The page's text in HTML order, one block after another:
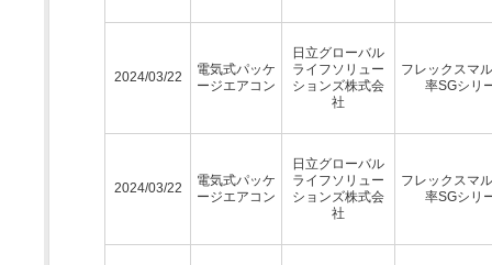
2024/03/22
電気式パッケ
ージエアコン
日立グローバル
ライフソリュー
ションズ株式会
社
フレックスマ
率SGシリ
2024/03/22
電気式パッケ
ージエアコン
日立グローバル
ライフソリュー
ションズ株式会
社
フレックスマ
率SGシリ